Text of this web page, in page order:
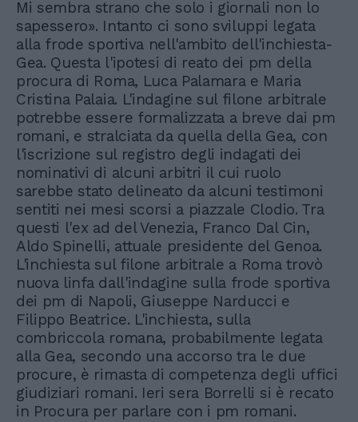
Mi sembra strano che solo i giornali non lo
sapessero». Intanto ci sono sviluppi legata
alla frode sportiva nell'ambito dell'inchiesta-
Gea. Questa l'ipotesi di reato dei pm della
procura di Roma, Luca Palamara e Maria
Cristina Palaia. L'indagine sul filone arbitrale
potrebbe essere formalizzata a breve dai pm
romani, e stralciata da quella della Gea, con
l'iscrizione sul registro degli indagati dei
nominativi di alcuni arbitri il cui ruolo
sarebbe stato delineato da alcuni testimoni
sentiti nei mesi scorsi a piazzale Clodio. Tra
questi l'ex ad del Venezia, Franco Dal Cin,
Aldo Spinelli, attuale presidente del Genoa.
L'inchiesta sul filone arbitrale a Roma trovò
nuova linfa dall'indagine sulla frode sportiva
dei pm di Napoli, Giuseppe Narducci e
Filippo Beatrice. L'inchiesta, sulla
combriccola romana, probabilmente legata
alla Gea, secondo una accorso tra le due
procure, è rimasta di competenza degli uffici
giudiziari romani. Ieri sera Borrelli si è recato
in Procura per parlare con i pm romani.